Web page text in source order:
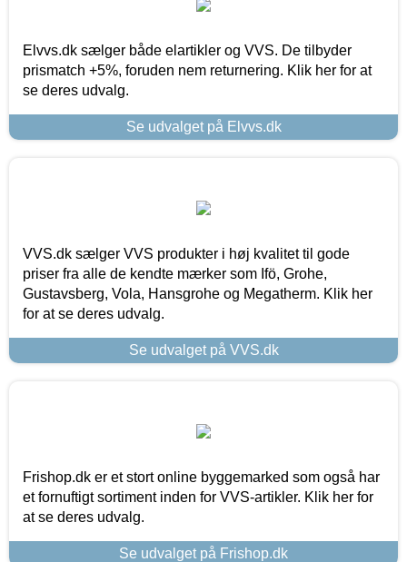
Elvvs.dk sælger både elartikler og VVS. De tilbyder
prismatch +5%, foruden nem returnering. Klik her for at
se deres udvalg.
Se udvalget på Elvvs.dk
VVS.dk sælger VVS produkter i høj kvalitet til gode
priser fra alle de kendte mærker som Ifö, Grohe,
Gustavsberg, Vola, Hansgrohe og Megatherm. Klik her
for at se deres udvalg.
Se udvalget på VVS.dk
Frishop.dk er et stort online byggemarked som også har
et fornuftigt sortiment inden for VVS-artikler. Klik her for
at se deres udvalg.
Se udvalget på Frishop.dk